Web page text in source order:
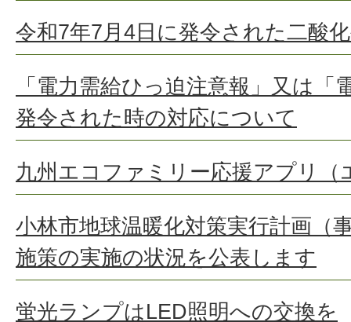
令和7年7月4日に発令された二酸
「電力需給ひっ迫注意報」又は「
発令された時の対応について
九州エコファミリー応援アプリ
小林市地球温暖化対策実行計画（
施策の実施の状況を公表します
蛍光ランプはLED照明への交換を